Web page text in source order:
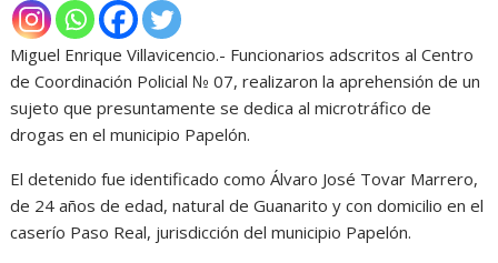
Miguel Enrique Villavicencio.- Funcionarios adscritos al Centro
de Coordinación Policial № 07, realizaron la aprehensión de un
sujeto que presuntamente se dedica al microtráfico de
drogas en el municipio Papelón.
El detenido fue identificado como Álvaro José Tovar Marrero,
de 24 años de edad, natural de Guanarito y con domicilio en el
caserío Paso Real, jurisdicción del municipio Papelón.